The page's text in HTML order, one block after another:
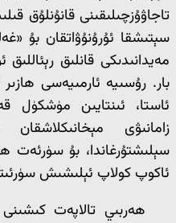
سېتىشقا ئۇرۇنۇۋاتقان بۇ
مەيدانىدىكى قانلىق
بار. رۇسىيە ئارمىيەسى ھازىر
ئاستا، ئىنتايىن مۈشكۈل
زامانىۋى
سېلىشتۇرغاندا، بۇ سۈرئەت
ئاكوپ كولاپ ئېلىشىش
ھەربىي تالاپەت